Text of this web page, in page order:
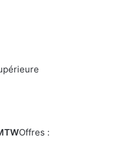
Offres :